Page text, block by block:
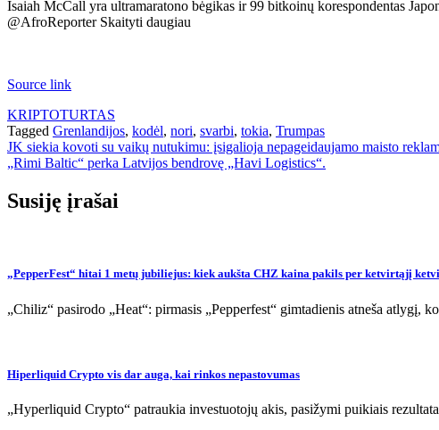
Isaiah McCall yra ultramaratono bėgikas ir 99 bitkoinų korespondentas
@AfroReporter Skaityti daugiau
Source link
KRIPTOTURTAS
Tagged Grenlandijos, kodėl, nori, svarbi, tokia, Trumpas
Navigacija
tarp
įrašų
JK siekia kovoti su vaikų nutukimu: įsigalioja nepageidaujamo maisto
„Rimi Baltic“ perka Latvijos bendrovę „Havi Logistics“.
Susiję įrašai
„PepperFest“ hitai 1 metų jubiliejus: kiek aukšta CHZ kaina pakils per ketvirtąjį
„Chiliz“ pasirodo „Heat“: pirmasis „Pepperfest“ gimtadienis atneša
Hiperliquid Crypto vis dar auga, kai rinkos nepastovumas
„Hyperliquid Crypto“ patraukia investuotojų akis, pasižymi puikiais